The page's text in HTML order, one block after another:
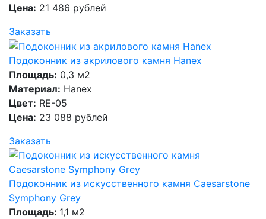
Цена: 21 486 рублей
Заказать
Подоконник из акрилового камня Hanex
Площадь: 0,3 м2
Материал: Hanex
Цвет: RE-05
Цена: 23 088 рублей
Заказать
Подоконник из искусственного камня Caesarstone
Symphony Grey
Площадь: 1,1 м2